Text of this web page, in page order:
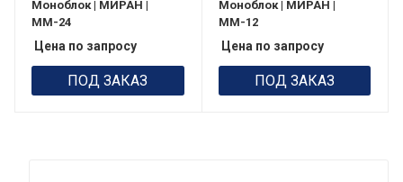
Моноблок | МИРАН |
ММ-24
Цена по запросу
ПОД ЗАКАЗ
Моноблок | МИРАН |
ММ-12
Цена по запросу
ПОД ЗАКАЗ